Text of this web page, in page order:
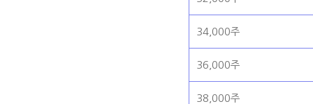
34,000주
36,000주
38,000주